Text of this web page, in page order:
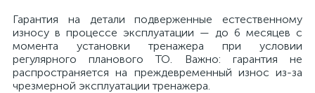
Гарантия на детали подверженные естественному
износу в процессе эксплуатации — до 6 месяцев с
момента установки тренажера при условии
регулярного планового ТО. Важно: гарантия не
распространяется на преждевременный износ из-за
чрезмерной эксплуатации тренажера.